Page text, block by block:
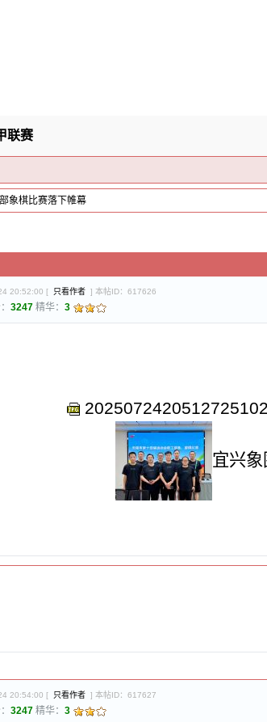
联赛
象棋比赛落下帷幕
20:52:00 [ 只看作者 ] 本帖ID：617626
3247精华： 3
宜兴
20:54:00 [ 只看作者 ] 本帖ID：617627
3247精华： 3